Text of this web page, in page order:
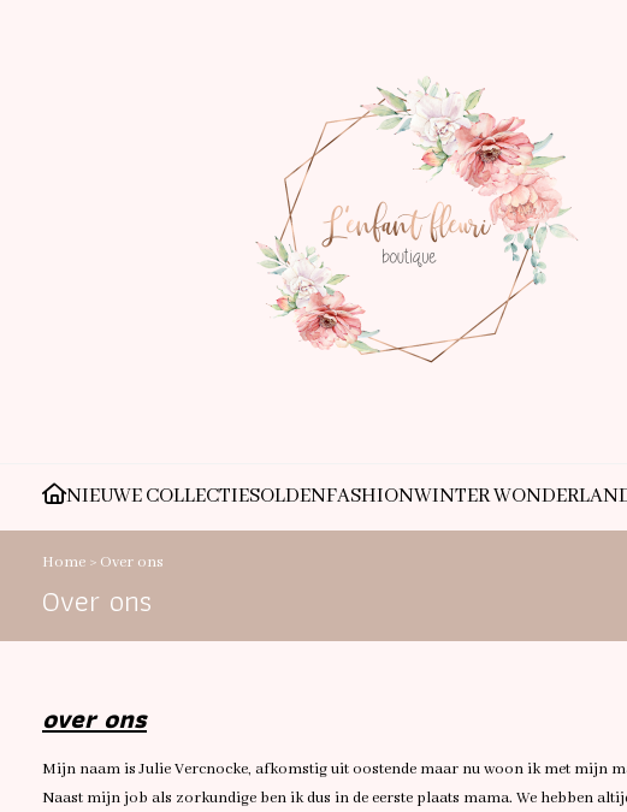
NIEUWE COLLECTIESOLDENFASHIONWINTER
Home > Over ons
Over ons
over ons
Mijn naam is Julie Vercnocke, afkomstig uit oostende maar nu woon ik met mijn
Naast mijn job als zorkundige ben ik dus in de eerste plaats mama. We hebben